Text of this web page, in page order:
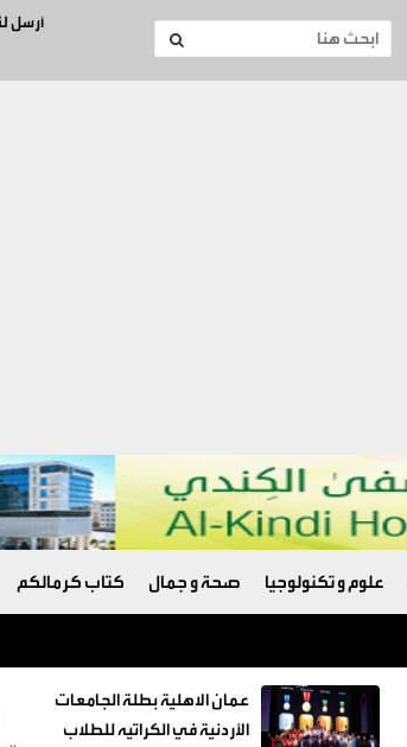
أرسل
علوم و تكنولوجيا صحة و جمال كتاب كرمالكم
عمان الاهلية بطلة الجامعات
الأردنية في الكراتيه للطلاب